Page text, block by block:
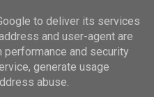
to deliver its services
and user-agent are
performance and security
generate usage
abuse.